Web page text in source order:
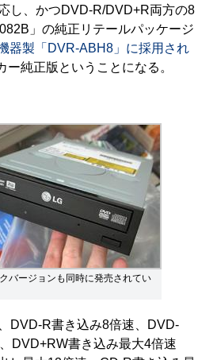
し、かつDVD-R/DVD+R両方の8
」の純正リテールパッケージ
器製「DVR-ABH8」に採用され
純正版ということになる。
バージョンも同時に発売されてい
DVD-R書き込み8倍速、DVD-
DVD+RW書き込み最大4倍速